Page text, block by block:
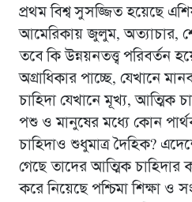
প্রথম বিশ্ব সুসজ্জিত হয়েছে
আমেরিকায় জুলুম, অত্যাচার,
তবে কি উন্নয়নতত্ত্ব পরিবর্তন
অগ্রাধিকার পাচ্ছে, যেখানে
চাহিদা যেখানে মূখ্য, আত্মিক
পশু ও মানুষের মধ্যে কোন
চাহিদাও শুধুমাত্র দৈহিক?
গেছে তাদের আত্মিক চাহিদার
করে নিয়েছে পশ্চিমা শিক্ষা ও